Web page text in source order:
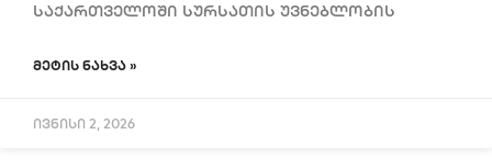
საქართველოში სურსათის უვნებლობის
ᲛᲔᲢᲘᲡ ᲜᲐᲮᲕᲐ »
ივნისი 2, 2026